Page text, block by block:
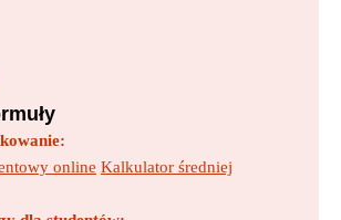
online Kalkulator średniej